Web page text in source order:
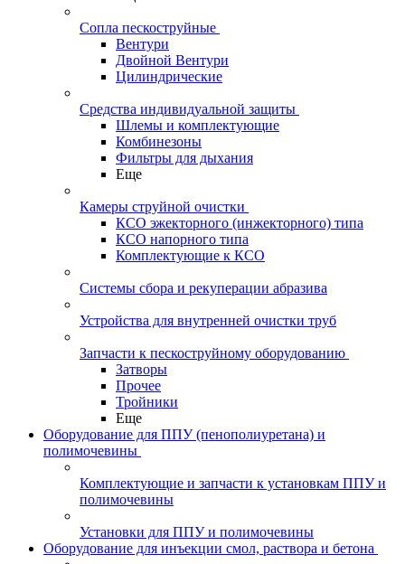
Сопла пескоструйные
Вентури
Двойной Вентури
Цилиндрические
Средства индивидуальной защиты
Шлемы и комплектующие
Комбинезоны
Фильтры для дыхания
Еще
Камеры струйной очистки
КСО эжекторного (инжекторного) типа
КСО напорного типа
Комплектующие к КСО
Системы сбора и рекуперации абразива
Устройства для внутренней очистки труб
Запчасти к пескоструйному оборудованию
Затворы
Прочее
Тройники
Еще
Оборудование для ППУ (пенополиуретана) и
полимочевины
Комплектующие и запчасти к установкам ППУ и
полимочевины
Установки для ППУ и полимочевины
Оборудование для инъекции смол, раствора и бетона